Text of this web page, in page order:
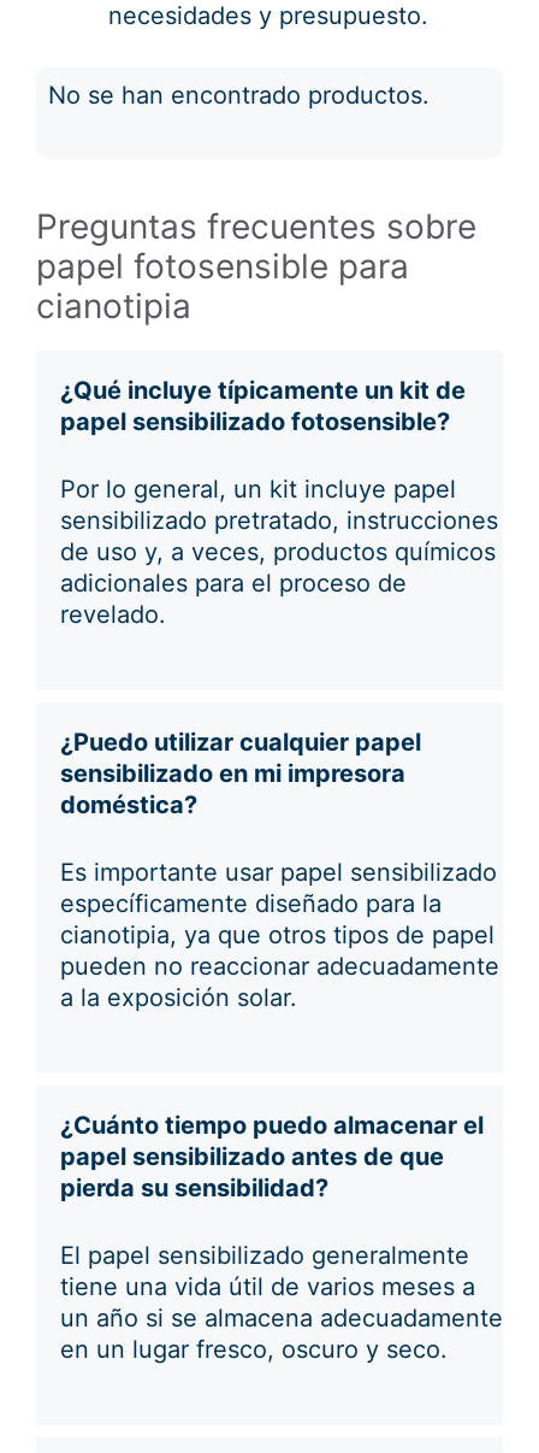
necesidades y presupuesto.
No se han encontrado productos.
Preguntas frecuentes sobre
papel fotosensible para
cianotipia
¿Qué incluye típicamente un kit de
papel sensibilizado fotosensible?
Por lo general, un kit incluye papel
sensibilizado pretratado, instrucciones
de uso y, a veces, productos químicos
adicionales para el proceso de
revelado.
¿Puedo utilizar cualquier papel
sensibilizado en mi impresora
doméstica?
Es importante usar papel sensibilizado
específicamente diseñado para la
cianotipia, ya que otros tipos de papel
pueden no reaccionar adecuadamente
a la exposición solar.
¿Cuánto tiempo puedo almacenar el
papel sensibilizado antes de que
pierda su sensibilidad?
El papel sensibilizado generalmente
tiene una vida útil de varios meses a
un año si se almacena adecuadamente
en un lugar fresco, oscuro y seco.